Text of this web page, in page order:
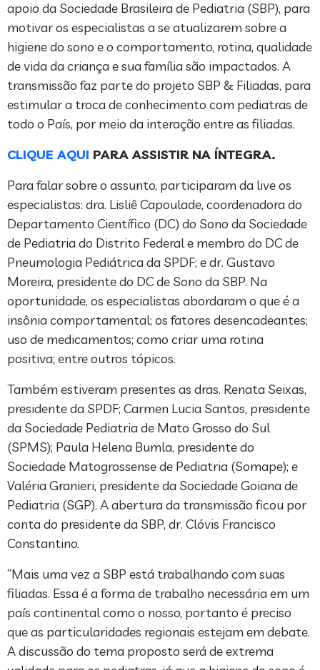
apoio da Sociedade Brasileira de Pediatria (SBP), para
motivar os especialistas a se atualizarem sobre a
higiene do sono e o comportamento, rotina, qualidade
de vida da criança e sua família são impactados. A
transmissão faz parte do projeto SBP & Filiadas, para
estimular a troca de conhecimento com pediatras de
todo o País, por meio da interação entre as filiadas.
CLIQUE AQUI PARA ASSISTIR NA ÍNTEGRA.
Para falar sobre o assunto, participaram da live os
especialistas: dra. Lisliê Capoulade, coordenadora do
Departamento Científico (DC) do Sono da Sociedade
de Pediatria do Distrito Federal e membro do DC de
Pneumologia Pediátrica da SPDF; e dr. Gustavo
Moreira, presidente do DC de Sono da SBP. Na
oportunidade, os especialistas abordaram o que é a
insônia comportamental; os fatores desencadeantes;
uso de medicamentos; como criar uma rotina
positiva; entre outros tópicos.
Também estiveram presentes as dras. Renata Seixas,
presidente da SPDF; Carmen Lucia Santos, presidente
da Sociedade Pediatria de Mato Grosso do Sul
(SPMS); Paula Helena Bumla, presidente do
Sociedade Matogrossense de Pediatria (Somape); e
Valéria Granieri, presidente da Sociedade Goiana de
Pediatria (SGP). A abertura da transmissão ficou por
conta do presidente da SBP, dr. Clóvis Francisco
Constantino.
“Mais uma vez a SBP está trabalhando com suas
filiadas. Essa é a forma de trabalho necessária em um
país continental como o nosso, portanto é preciso
que as particularidades regionais estejam em debate.
A discussão do tema proposto será de extrema